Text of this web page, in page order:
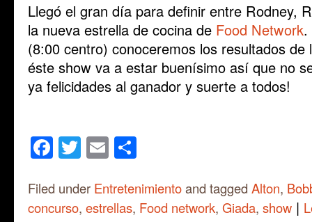
Llegó el gran día para definir entre Rodney,
la nueva estrella de cocina de Food Network.
(8:00 centro) conoceremos los resultados de
éste show va a estar buenísimo así que no
ya felicidades al ganador y suerte a todos!
Facebook
Twitter
Email
Filed under Entretenimientoand tagged Alton,
concurso, estrellas, Food network, Giada, show |